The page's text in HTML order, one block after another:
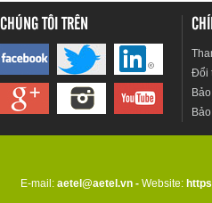
CHÚNG TÔI TRÊN
Đổi
E-mail: aetel@aetel.vn - Website: